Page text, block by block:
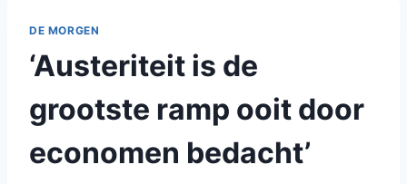
DE MORGEN
‘Austeriteit is de
grootste ramp ooit door
economen bedacht’